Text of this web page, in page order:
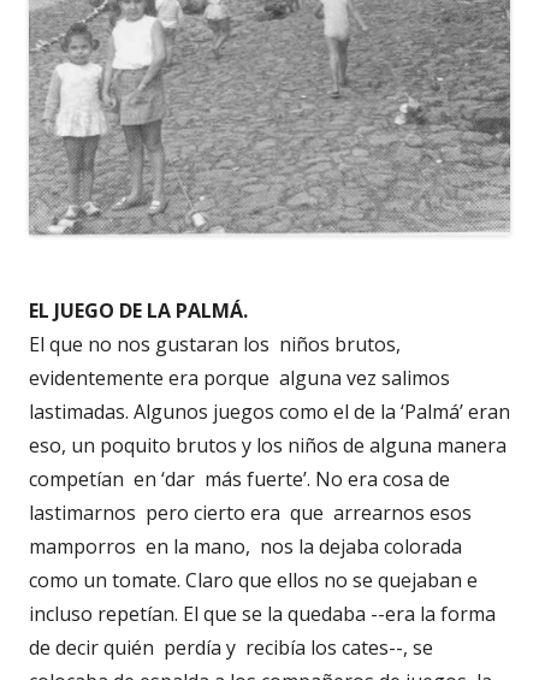
EL JUEGO DE LA PALMÁ.
El que no nos gustaran los niños brutos,
evidentemente era porque alguna vez salimos
lastimadas. Algunos juegos como el de la ‘Palmá’ eran
eso, un poquito brutos y los niños de alguna manera
competían en ‘dar más fuerte’. No era cosa de
lastimarnos pero cierto era que arrearnos esos
mamporros en la mano, nos la dejaba colorada
como un tomate. Claro que ellos no se quejaban e
incluso repetían. El que se la quedaba --era la forma
de decir quién perdía y recibía los cates--, se